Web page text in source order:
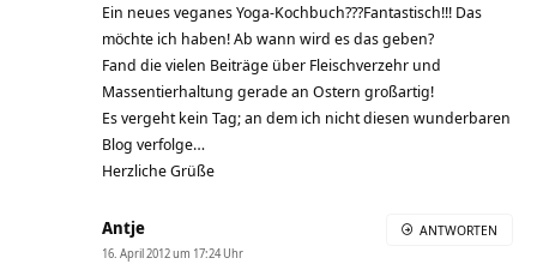
Ein neues veganes Yoga-Kochbuch???Fantastisch!!! Das
möchte ich haben! Ab wann wird es das geben?
Fand die vielen Beiträge über Fleischverzehr und
Massentierhaltung gerade an Ostern großartig!
Es vergeht kein Tag; an dem ich nicht diesen wunderbaren
Blog verfolge…
Herzliche Grüße
Antje
16. April 2012 um 17:24 Uhr
ANTWORTEN